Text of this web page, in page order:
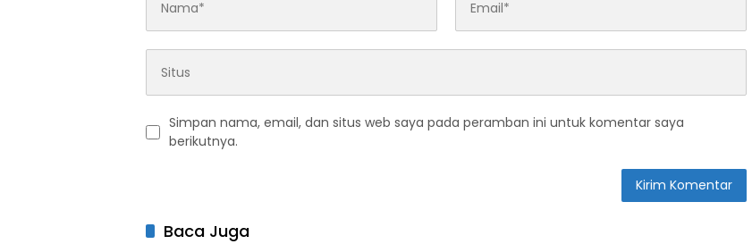
Simpan nama, email, dan situs web saya pada peramban ini untuk komentar saya
berikutnya.
Baca Juga